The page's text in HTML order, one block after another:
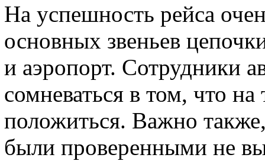
На успешность рейса
основных звеньев
и аэропорт. Сотрудники
сомневаться в том, что
положиться. Важно
были проверенными не